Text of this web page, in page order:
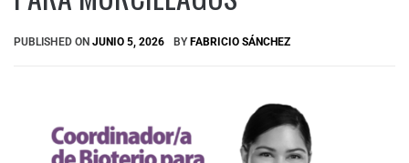
PUBLISHED ON JUNIO 5, 2026 BY FABRICIO SÁNCHEZ